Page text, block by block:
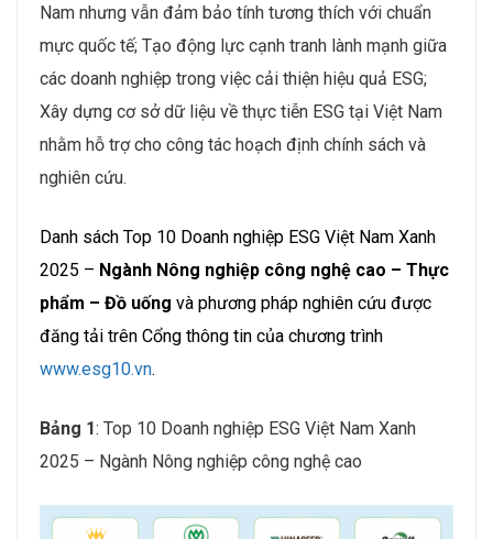
Nam nhưng vẫn đảm bảo tính tương thích với chuẩn
mực quốc tế; Tạo động lực cạnh tranh lành mạnh giữa
các doanh nghiệp trong việc cải thiện hiệu quả ESG;
Xây dựng cơ sở dữ liệu về thực tiễn ESG tại Việt Nam
nhằm hỗ trợ cho công tác hoạch định chính sách và
nghiên cứu.
Danh sách Top 10 Doanh nghiệp ESG Việt Nam Xanh
2025 – Ngành Nông nghiệp công nghệ cao – Thực
phẩm – Đồ uống và phương pháp nghiên cứu được
đăng tải trên Cổng thông tin của chương trình
www.esg10.vn.
Bảng 1: Top 10 Doanh nghiệp ESG Việt Nam Xanh
2025 – Ngành Nông nghiệp công nghệ cao